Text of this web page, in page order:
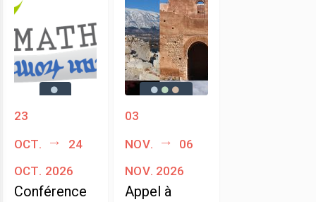
23
oct.
24
oct. 2026
Conférence
03
nov.
06
nov. 2026
Appel à